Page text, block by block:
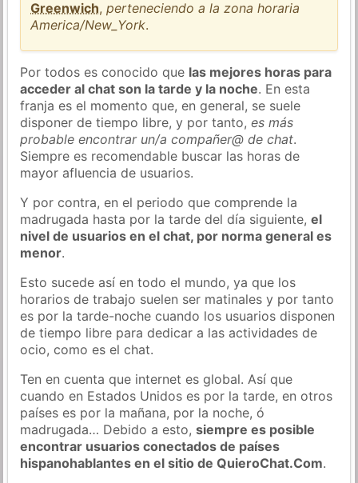
Greenwich,perteneciendo a la zona horaria
America/New_York.
Por todos es conocido que las mejores horas para
acceder al chat son la tarde y la noche. En esta
franja es el momento que, en general, se suele
disponer de tiempo libre, y por tanto,es más
probable encontrar un/a compañer@ de chat.
Siempre es recomendable buscar las horas de
mayor afluencia de usuarios.
Y por contra, en el periodo que comprende la
madrugada hasta por la tarde del día siguiente,el
nivel de usuarios en el chat, por norma general es
menor.
Esto sucede así en todo el mundo, ya que los
horarios de trabajo suelen ser matinales y por tanto
es por la tarde-noche cuando los usuarios disponen
de tiempo libre para dedicar a las actividades de
ocio, como es el chat.
Ten en cuenta que internet es global. Así que
cuando en Estados Unidos es por la tarde, en otros
países es por la mañana, por la noche, ó
madrugada… Debido a esto,siempre es posible
encontrar usuarios conectados de países
hispanohablantes en el sitio de QuieroChat.Com.